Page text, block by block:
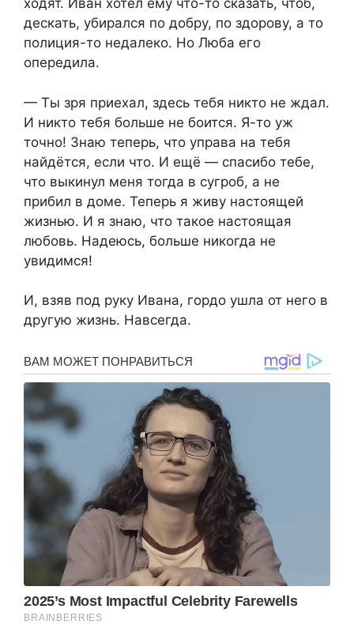
ходят. Иван хотел ему что-то сказать, чтоб,
дескать, убирался по добру, по здорову, а то
полиция-то недалеко. Но Люба его
опередила.
— Ты зря приехал, здесь тебя никто не ждал.
И никто тебя больше не боится. Я-то уж
точно! Знаю теперь, что управа на тебя
найдётся, если что. И ещё — спасибо тебе,
что выкинул меня тогда в сугроб, а не
прибил в доме. Теперь я живу настоящей
жизнью. И я знаю, что такое настоящая
любовь. Надеюсь, больше никогда не
увидимся!
И, взяв под руку Ивана, гордо ушла от него в
другую жизнь. Навсегда.